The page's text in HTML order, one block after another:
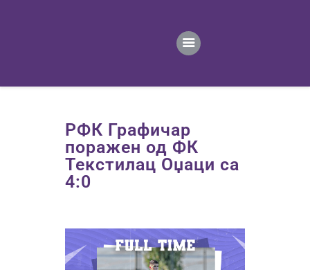
ПРОДАВНИЦА
КОНТАКТ
РФК Графичар
поражен од ФК
Текстилац Оџаци са
4:0